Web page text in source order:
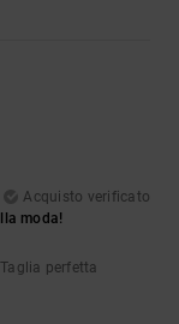
Acquisto verificato
moda!
perfetta